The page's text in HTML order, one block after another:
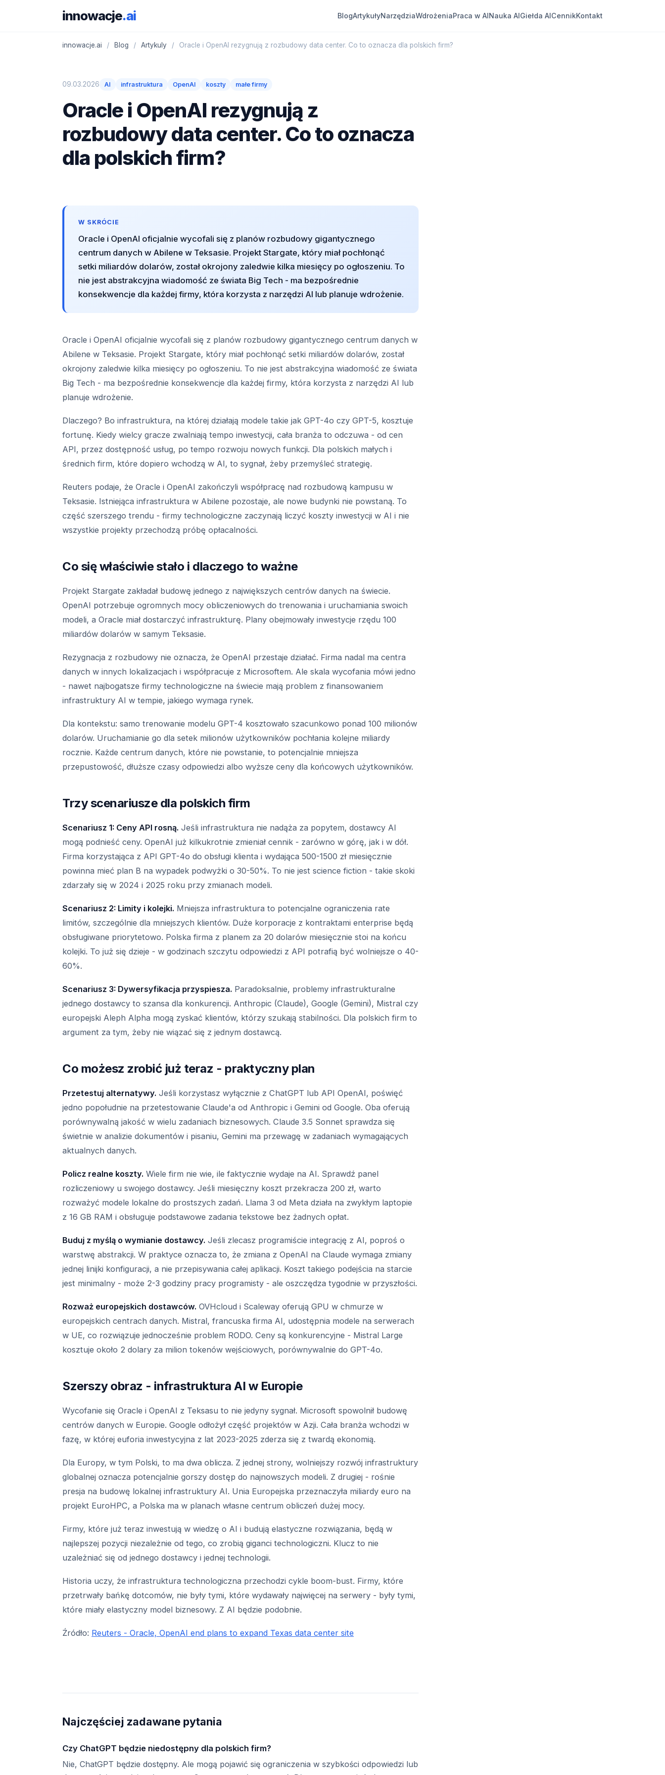
innowacje.ai BlogArtykułyNarzędziaWdrożeniaPraca w AINauka AIGiełda AICennikKontakt
innowacje.ai / Blog / Artykuly / Oracle i OpenAI rezygnują z rozbudowy data center. Co to oznacza dla polskich firm?
09.03.2026 AI infrastruktura OpenAI koszty małe firmy
Oracle i OpenAI rezygnują z
rozbudowy data center. Co to oznacza
dla polskich firm?
W SKRÓCIE
Oracle i OpenAI oficjalnie wycofali się z planów rozbudowy gigantycznego
centrum danych w Abilene w Teksasie. Projekt Stargate, który miał pochłonąć
setki miliardów dolarów, został okrojony zaledwie kilka miesięcy po ogłoszeniu. To
nie jest abstrakcyjna wiadomość ze świata Big Tech - ma bezpośrednie
konsekwencje dla każdej firmy, która korzysta z narzędzi AI lub planuje wdrożenie.
Oracle i OpenAI oficjalnie wycofali się z planów rozbudowy gigantycznego centrum danych w
Abilene w Teksasie. Projekt Stargate, który miał pochłonąć setki miliardów dolarów, został
okrojony zaledwie kilka miesięcy po ogłoszeniu. To nie jest abstrakcyjna wiadomość ze świata
Big Tech - ma bezpośrednie konsekwencje dla każdej firmy, która korzysta z narzędzi AI lub
planuje wdrożenie.
Dlaczego? Bo infrastruktura, na której działają modele takie jak GPT-4o czy GPT-5, kosztuje
fortunę. Kiedy wielcy gracze zwalniają tempo inwestycji, cała branża to odczuwa - od cen
API, przez dostępność usług, po tempo rozwoju nowych funkcji. Dla polskich małych i
średnich firm, które dopiero wchodzą w AI, to sygnał, żeby przemyśleć strategię.
Reuters podaje, że Oracle i OpenAI zakończyli współpracę nad rozbudową kampusu w
Teksasie. Istniejąca infrastruktura w Abilene pozostaje, ale nowe budynki nie powstaną. To
część szerszego trendu - firmy technologiczne zaczynają liczyć koszty inwestycji w AI i nie
wszystkie projekty przechodzą próbę opłacalności.
Co się właściwie stało i dlaczego to ważne
Projekt Stargate zakładał budowę jednego z największych centrów danych na świecie.
OpenAI potrzebuje ogromnych mocy obliczeniowych do trenowania i uruchamiania swoich
modeli, a Oracle miał dostarczyć infrastrukturę. Plany obejmowały inwestycje rzędu 100
miliardów dolarów w samym Teksasie.
Rezygnacja z rozbudowy nie oznacza, że OpenAI przestaje działać. Firma nadal ma centra
danych w innych lokalizacjach i współpracuje z Microsoftem. Ale skala wycofania mówi jedno
- nawet najbogatsze firmy technologiczne na świecie mają problem z finansowaniem
infrastruktury AI w tempie, jakiego wymaga rynek.
Dla kontekstu: samo trenowanie modelu GPT-4 kosztowało szacunkowo ponad 100 milionów
dolarów. Uruchamianie go dla setek milionów użytkowników pochłania kolejne miliardy
rocznie. Każde centrum danych, które nie powstanie, to potencjalnie mniejsza
przepustowość, dłuższe czasy odpowiedzi albo wyższe ceny dla końcowych użytkowników.
Trzy scenariusze dla polskich firm
Scenariusz 1: Ceny API rosną. Jeśli infrastruktura nie nadąża za popytem, dostawcy AI
mogą podnieść ceny. OpenAI już kilkukrotnie zmieniał cennik - zarówno w górę, jak i w dół.
Firma korzystająca z API GPT-4o do obsługi klienta i wydająca 500-1500 zł miesięcznie
powinna mieć plan B na wypadek podwyżki o 30-50%. To nie jest science fiction - takie skoki
zdarzały się w 2024 i 2025 roku przy zmianach modeli.
Scenariusz 2: Limity i kolejki. Mniejsza infrastruktura to potencjalne ograniczenia rate
limitów, szczególnie dla mniejszych klientów. Duże korporacje z kontraktami enterprise będą
obsługiwane priorytetowo. Polska firma z planem za 20 dolarów miesięcznie stoi na końcu
kolejki. To już się dzieje - w godzinach szczytu odpowiedzi z API potrafią być wolniejsze o 40-
60%.
Scenariusz 3: Dywersyfikacja przyspiesza. Paradoksalnie, problemy infrastrukturalne
jednego dostawcy to szansa dla konkurencji. Anthropic (Claude), Google (Gemini), Mistral czy
europejski Aleph Alpha mogą zyskać klientów, którzy szukają stabilności. Dla polskich firm to
argument za tym, żeby nie wiązać się z jednym dostawcą.
Co możesz zrobić już teraz - praktyczny plan
Przetestuj alternatywy. Jeśli korzystasz wyłącznie z ChatGPT lub API OpenAI, poświęć
jedno popołudnie na przetestowanie Claude'a od Anthropic i Gemini od Google. Oba oferują
porównywalną jakość w wielu zadaniach biznesowych. Claude 3.5 Sonnet sprawdza się
świetnie w analizie dokumentów i pisaniu, Gemini ma przewagę w zadaniach wymagających
aktualnych danych.
Policz realne koszty. Wiele firm nie wie, ile faktycznie wydaje na AI. Sprawdź panel
rozliczeniowy u swojego dostawcy. Jeśli miesięczny koszt przekracza 200 zł, warto
rozważyć modele lokalne do prostszych zadań. Llama 3 od Meta działa na zwykłym laptopie
z 16 GB RAM i obsługuje podstawowe zadania tekstowe bez żadnych opłat.
Buduj z myślą o wymianie dostawcy. Jeśli zlecasz programiście integrację z AI, poproś o
warstwę abstrakcji. W praktyce oznacza to, że zmiana z OpenAI na Claude wymaga zmiany
jednej linijki konfiguracji, a nie przepisywania całej aplikacji. Koszt takiego podejścia na starcie
jest minimalny - może 2-3 godziny pracy programisty - ale oszczędza tygodnie w przyszłości.
Rozważ europejskich dostawców. OVHcloud i Scaleway oferują GPU w chmurze w
europejskich centrach danych. Mistral, francuska firma AI, udostępnia modele na serwerach
w UE, co rozwiązuje jednocześnie problem RODO. Ceny są konkurencyjne - Mistral Large
kosztuje około 2 dolary za milion tokenów wejściowych, porównywalnie do GPT-4o.
Szerszy obraz - infrastruktura AI w Europie
Wycofanie się Oracle i OpenAI z Teksasu to nie jedyny sygnał. Microsoft spowolnił budowę
centrów danych w Europie. Google odłożył część projektów w Azji. Cała branża wchodzi w
fazę, w której euforia inwestycyjna z lat 2023-2025 zderza się z twardą ekonomią.
Dla Europy, w tym Polski, to ma dwa oblicza. Z jednej strony, wolniejszy rozwój infrastruktury
globalnej oznacza potencjalnie gorszy dostęp do najnowszych modeli. Z drugiej - rośnie
presja na budowę lokalnej infrastruktury AI. Unia Europejska przeznaczyła miliardy euro na
projekt EuroHPC, a Polska ma w planach własne centrum obliczeń dużej mocy.
Firmy, które już teraz inwestują w wiedzę o AI i budują elastyczne rozwiązania, będą w
najlepszej pozycji niezależnie od tego, co zrobią giganci technologiczni. Klucz to nie
uzależniać się od jednego dostawcy i jednej technologii.
Historia uczy, że infrastruktura technologiczna przechodzi cykle boom-bust. Firmy, które
przetrwały bańkę dotcomów, nie były tymi, które wydawały najwięcej na serwery - były tymi,
które miały elastyczny model biznesowy. Z AI będzie podobnie.
Źródło: Reuters - Oracle, OpenAI end plans to expand Texas data center site
Najczęściej zadawane pytania
Czy ChatGPT będzie niedostępny dla polskich firm?
Nie, ChatGPT będzie dostępny. Ale mogą pojawić się ograniczenia w szybkości odpowiedzi lub